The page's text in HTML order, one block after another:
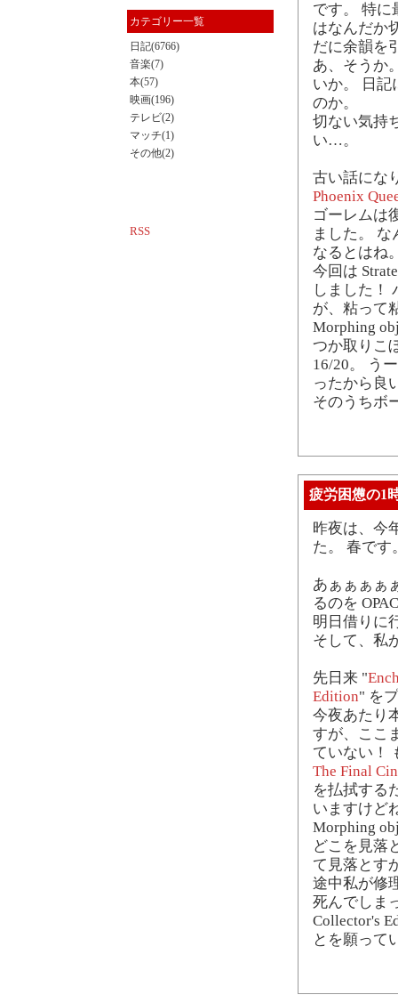
カテゴリー一覧
日記(6766)
音楽(7)
本(57)
映画(196)
テレビ(2)
マッチ(1)
その他(2)
RSS
です。 特に
はなんだか
だに余韻を
あ、そうか
いか。 日記
のか。
切ない気持
い…。
古い話にな
Phoenix
ゴーレムは
ました。
なるとはね
今回は
しました！
が、粘って
Morphing
つか取りこ
16/20。 う
ったから良
そのうちボ
疲労困憊の1
昨夜は、今
た。 春です
あぁぁぁぁ
るのを
明日借りに
そして、私
先日来 "
Edition" を
今夜あたり
すが、ここ
ていない！
The Final
を払拭する
いますけど
Morphing
どこを見落
て見落とす
途中私が修
死んでしま
Collector's
とを願って